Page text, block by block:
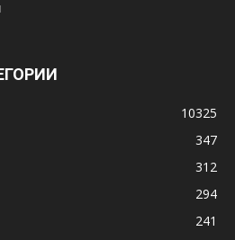
10325
347
312
294
241